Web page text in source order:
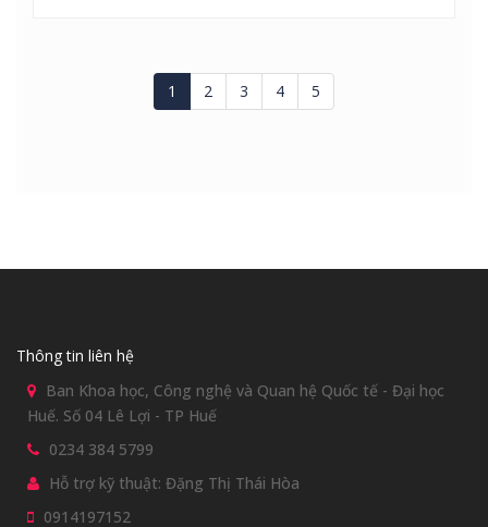
1 2 3 4 5
Thông tin liên hệ
Ban Khoa học, Công nghệ và Quan hệ Quốc tế - Đại học
Huế. Số 04 Lê Lợi - TP Huế
0234 384 5799
Hỗ trợ kỹ thuật: Đặng Thị Thái Hòa
0914197152